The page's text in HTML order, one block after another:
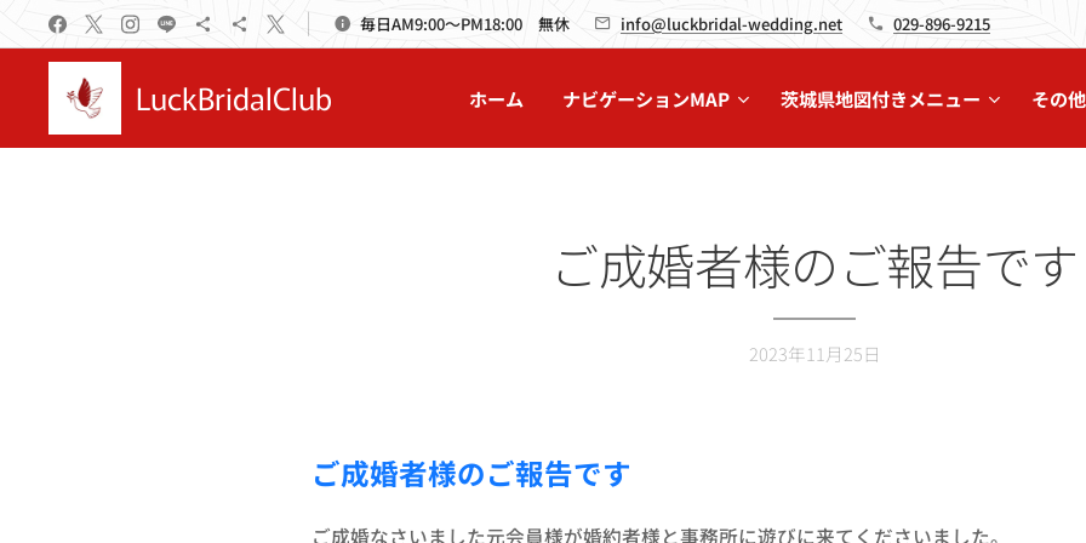
毎日AM9:00～PM18:00 無休 info@luckbridal-wedding.net 029-896-9215
LuckBridalClub ホーム ナビゲーションMAP 茨城県地図付きメニュー その他
ご成婚者様のご報告です
2023年11月25日
ご成婚者様のご報告です
ご成婚なさいました元会員様が婚約者様と事務所に遊びに来てくださいました。